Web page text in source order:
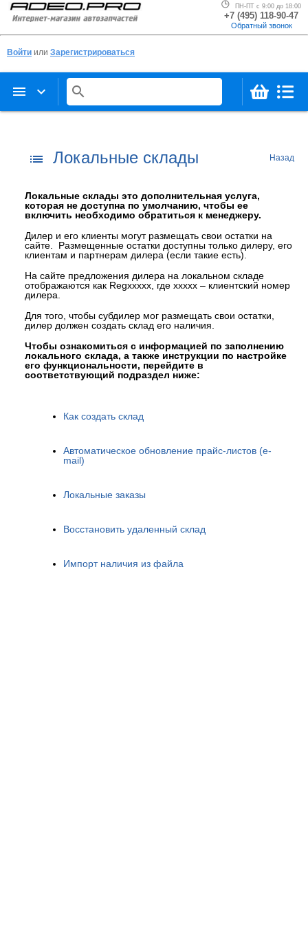
ПН-ПТ с 9:00 до 18:00
+7 (495) 118-90-47
Обратный звонок
Войти или Зарегистрироваться
menu keyboard_arrow_down search
list Локальные склады Назад
Локальные склады это дополнительная услуга,
которая не доступна по умолчанию, чтобы ее
включить необходимо обратиться к менеджеру.
Дилер и его клиенты могут размещать свои остатки на
сайте. Размещенные остатки доступны только дилеру, его
клиентам и партнерам дилера (если такие есть).
На сайте предложения дилера на локальном складе
отображаются как Regxxxxx, где xxxxx – клиентский номер
дилера.
Для того, чтобы субдилер мог размещать свои остатки,
дилер должен создать склад его наличия.
Чтобы ознакомиться с информацией по заполнению
локального склада, а также инструкции по настройке
его функциональности, перейдите в
соответствующий подраздел ниже:
Как создать склад
Автоматическое обновление прайс-листов (e-
mail)
Локальные заказы
Восстановить удаленный склад
Импорт наличия из файла